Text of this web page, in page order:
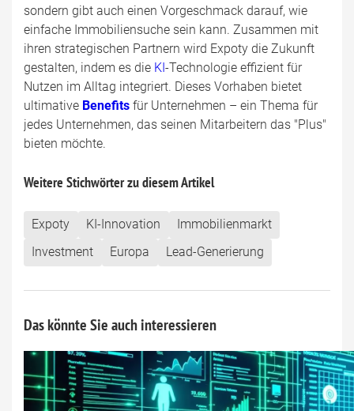
sondern gibt auch einen Vorgeschmack darauf, wie
einfache Immobiliensuche sein kann. Zusammen mit
ihren strategischen Partnern wird Expoty die Zukunft
gestalten, indem es die KI-Technologie effizient für
Nutzen im Alltag integriert. Dieses Vorhaben bietet
ultimative Benefits für Unternehmen – ein Thema für
jedes Unternehmen, das seinen Mitarbeitern das "Plus"
bieten möchte.
Weitere Stichwörter zu diesem Artikel
Expoty KI-Innovation
Immobilienmarkt
Investment
Europa Lead-Generierung
Das könnte Sie auch interessieren